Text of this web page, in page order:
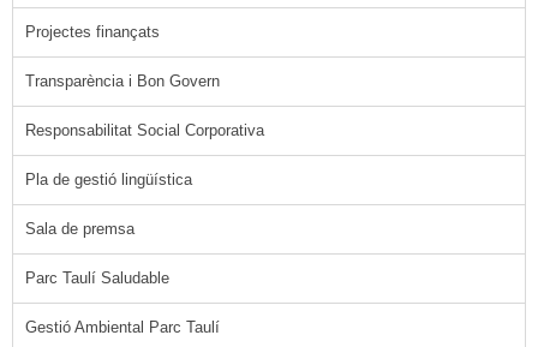
Projectes finançats
Transparència i Bon Govern
Responsabilitat Social Corporativa
Pla de gestió lingüística
Sala de premsa
Parc Taulí Saludable
Gestió Ambiental Parc Taulí